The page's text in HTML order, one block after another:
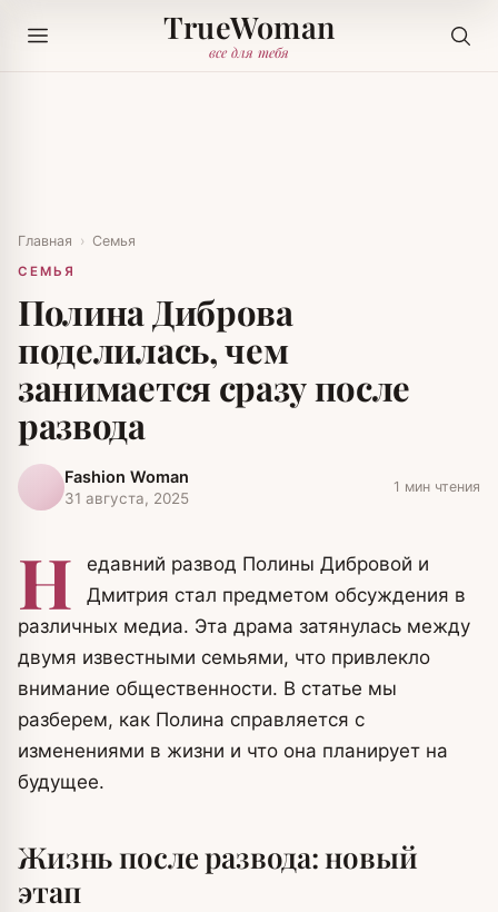
TrueWoman
все для тебя
Главная › Семья
СЕМЬЯ
Полина Диброва
поделилась, чем
занимается сразу после
развода
Fashion Woman
31 августа, 2025
1 мин чтения
Н
едавний развод Полины Дибровой и
Дмитрия стал предметом обсуждения в
различных медиа. Эта драма затянулась между
двумя известными семьями, что привлекло
внимание общественности. В статье мы
разберем, как Полина справляется с
изменениями в жизни и что она планирует на
будущее.
Жизнь после развода: новый
этап